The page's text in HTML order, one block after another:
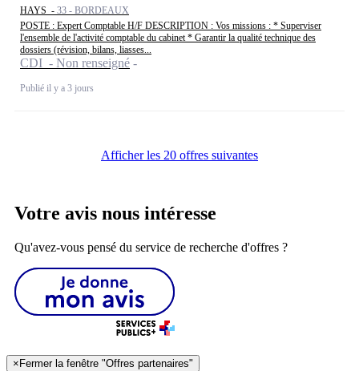
HAYS - 33 - BORDEAUX
POSTE : Expert Comptable H/F DESCRIPTION : Vos missions : * Superviser
l'ensemble de l'activité comptable du cabinet * Garantir la qualité technique des
dossiers (révision, bilans, liasses...
CDI - Non renseigné
Publié il y a 3 jours
Afficher les 20 offres suivantes
Votre avis nous intéresse
Qu'avez-vous pensé du service de recherche d'offres ?
× Fermer la fenêtre "Offres partenaires"